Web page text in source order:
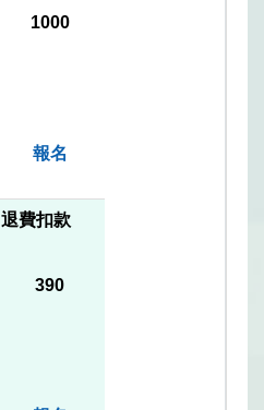
1000
報名
退費扣款
390